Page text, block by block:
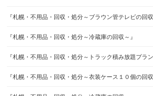
『札幌・不用品・回収・処分～ブラウン管テレビの回収
『札幌・不用品・回収・処分～冷蔵庫の回収～』
『札幌・不用品・回収・処分～トラック積み放題プラン
『札幌・不用品・回収・処分～衣装ケース１０個の回収